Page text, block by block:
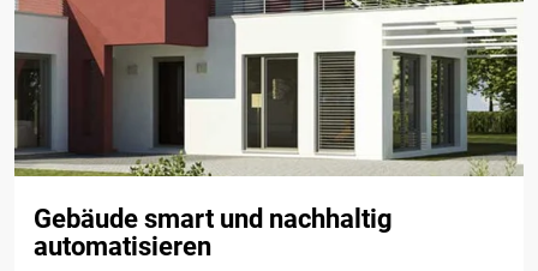
Gebäude smart und nachhaltig
automatisieren